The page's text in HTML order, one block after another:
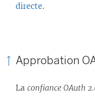
directe.
Approbation
La confiance OAuth